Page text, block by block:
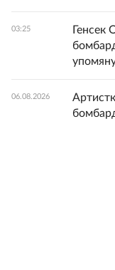
03:25
Генсек
06.08.2026